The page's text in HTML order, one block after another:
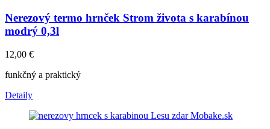
Nerezový termo hrnček Strom života s karabínou
modrý 0,3l
12,00 €
funkčný a praktický
Detaily